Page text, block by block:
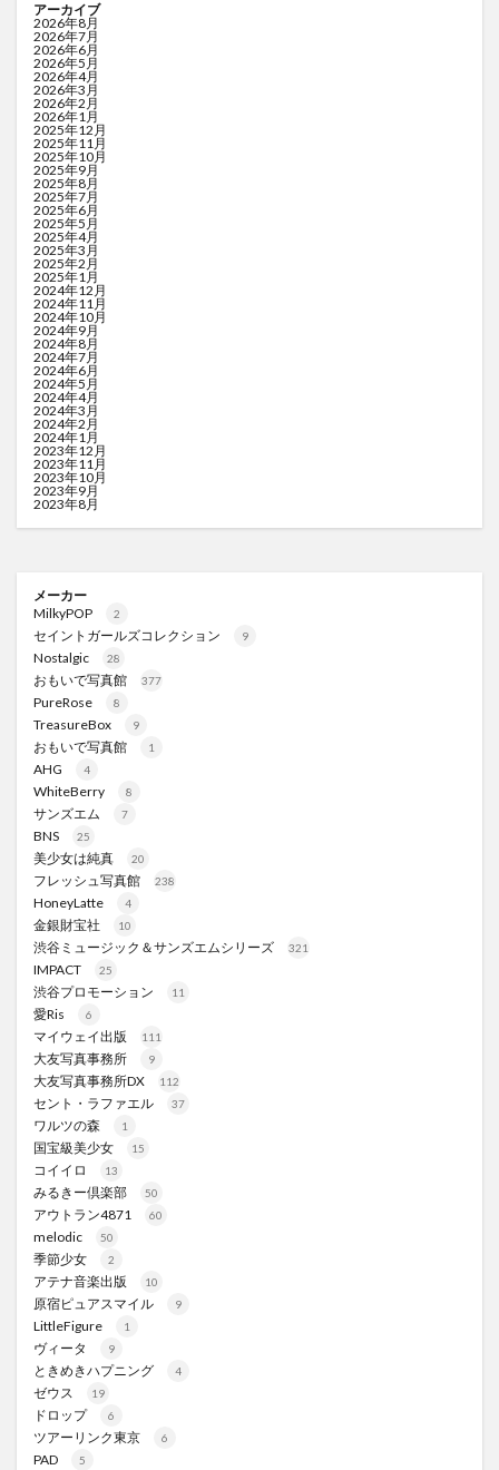
アーカイブ
2026年8月
2026年7月
2026年6月
2026年5月
2026年4月
2026年3月
2026年2月
2026年1月
2025年12月
2025年11月
2025年10月
2025年9月
2025年8月
2025年7月
2025年6月
2025年5月
2025年4月
2025年3月
2025年2月
2025年1月
2024年12月
2024年11月
2024年10月
2024年9月
2024年8月
2024年7月
2024年6月
2024年5月
2024年4月
2024年3月
2024年2月
2024年1月
2023年12月
2023年11月
2023年10月
2023年9月
2023年8月
メーカー
MilkyPOP
2
セイントガールズコレクション 9
Nostalgic 28
おもいで写真館 377
PureRose 8
TreasureBox 9
おもいで写真館 1
AHG 4
WhiteBerry 8
サンズエム 7
BNS 25
美少女は純真 20
フレッシュ写真館 238
HoneyLatte 4
金銀財宝社 10
渋谷ミュージック＆サンズエムシリーズ 321
IMPACT 25
渋谷プロモーション 11
愛Ris 6
マイウェイ出版 111
大友写真事務所 9
大友写真事務所DX 112
セント・ラファエル 37
ワルツの森 1
国宝級美少女 15
コイイロ 13
みるきー倶楽部 50
アウトラン4871 60
melodic 50
季節少女 2
アテナ音楽出版 10
原宿ピュアスマイル 9
LittleFigure 1
ヴィータ 9
ときめきハプニング 4
ゼウス 19
ドロップ 6
ツアーリンク東京 6
PAD 5